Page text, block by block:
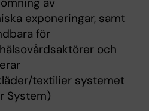
exponeringar, samt
för
och
textilier systemet
System)